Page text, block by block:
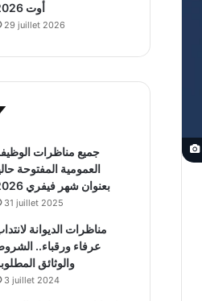
أوت 2026
29 juillet 2026
جميع مناظرات
العمومية المفتوحة
بعنوان شهر فيفري 2026
31 juillet 2025
مناظرات الديوانة
عرفاء ورقباء..
والوثائق
3 juillet 2024